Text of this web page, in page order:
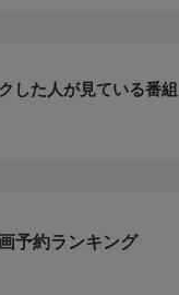
した人が見ている番組
予約ランキング